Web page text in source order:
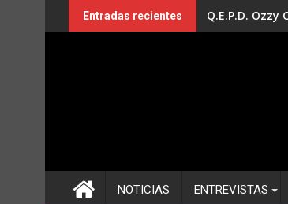
al
Entradas recientes Q.E.P.D. Ozzy
NOTICIAS ENTREVISTAS